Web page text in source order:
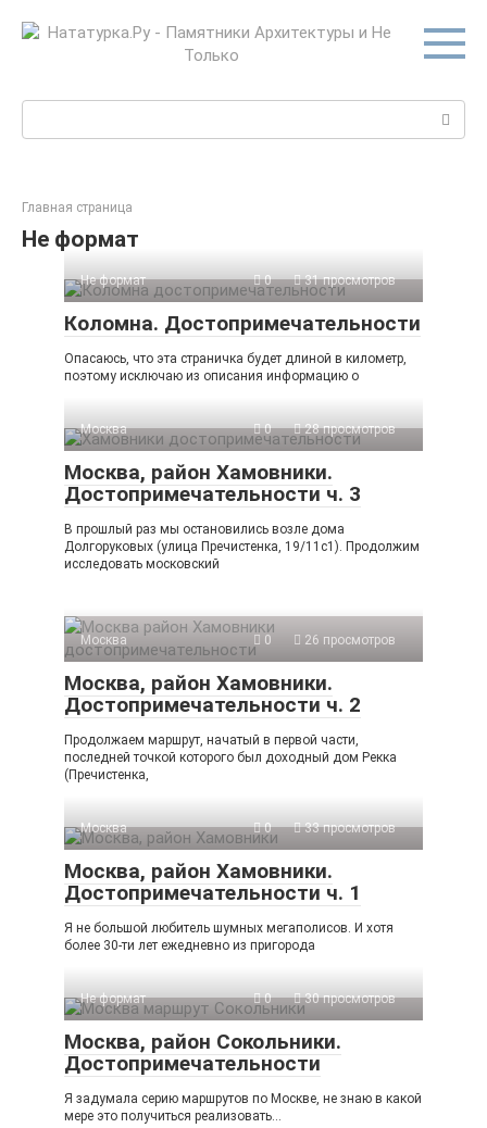
Главная страница
Не формат
Не формат 0 31 просмотров
Коломна. Достопримечательности
Опасаюсь, что эта страничка будет длиной в километр,
поэтому исключаю из описания информацию о
Москва 0 28 просмотров
Москва, район Хамовники.
Достопримечательности ч. 3
В прошлый раз мы остановились возле дома
Долгоруковых (улица Пречистенка, 19/11с1). Продолжим
исследовать московский
Москва 0 26 просмотров
Москва, район Хамовники.
Достопримечательности ч. 2
Продолжаем маршрут, начатый в первой части,
последней точкой которого был доходный дом Рекка
(Пречистенка,
Москва 0 33 просмотров
Москва, район Хамовники.
Достопримечательности ч. 1
Я не большой любитель шумных мегаполисов. И хотя
более 30-ти лет ежедневно из пригорода
Не формат 0 30 просмотров
Москва, район Сокольники.
Достопримечательности
Я задумала серию маршрутов по Москве, не знаю в какой
мере это получиться реализовать…